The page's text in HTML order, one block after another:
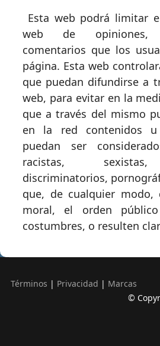
Esta web podrá limitar
web de opiniones,
comentarios que los
página. Esta web
que puedan difundirse a
web, para evitar en la
que a través del mismo
en la red contenidos u
puedan ser
racistas,
discriminatorios,
que, de cualquier modo,
moral, el orden
costumbres, o resulten
Términos | Privacidad | Marcas
©